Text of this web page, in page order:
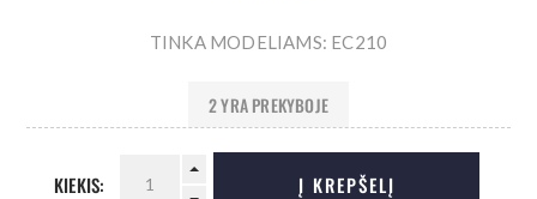
TINKA MODELIAMS: EC210
2 YRA PREKYBOJE
KIEKIS: Į KREPŠELĮ